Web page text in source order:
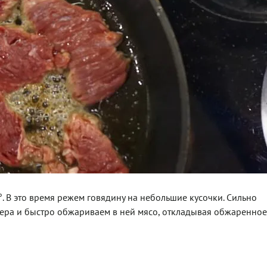
это время режем говядину на небольшие кусочки. Сильно
и быстро обжариваем в ней мясо, откладывая